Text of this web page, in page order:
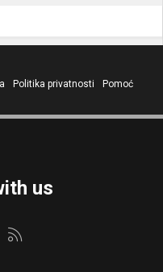
Politika privatnosti
Pomoć
us
nas